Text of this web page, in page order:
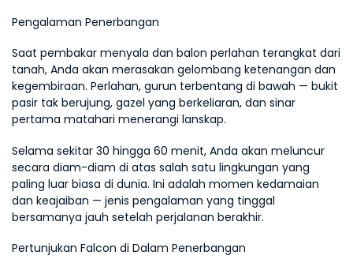
Pengalaman Penerbangan
Saat pembakar menyala dan balon perlahan terangkat dari
tanah, Anda akan merasakan gelombang ketenangan dan
kegembiraan. Perlahan, gurun terbentang di bawah — bukit
pasir tak berujung, gazel yang berkeliaran, dan sinar
pertama matahari menerangi lanskap.
Selama sekitar 30 hingga 60 menit, Anda akan meluncur
secara diam-diam di atas salah satu lingkungan yang
paling luar biasa di dunia. Ini adalah momen kedamaian
dan keajaiban — jenis pengalaman yang tinggal
bersamanya jauh setelah perjalanan berakhir.
Pertunjukan Falcon di Dalam Penerbangan